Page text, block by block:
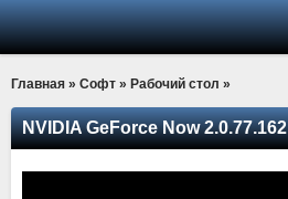
Главная » Софт » Рабочий стол »
NVIDIA GeForce Now 2.0.77.162